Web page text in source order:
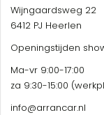
Wijngaardsweg 22
6412 PJ Heerlen
Openingstijden
Ma-vr 9:00-17:00
za 9:30-15:00
info@arrancar.nl